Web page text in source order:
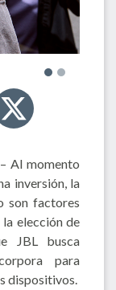
– Al momento
inversión, la
son factores
elección de
JBL busca
para
dispositivos.